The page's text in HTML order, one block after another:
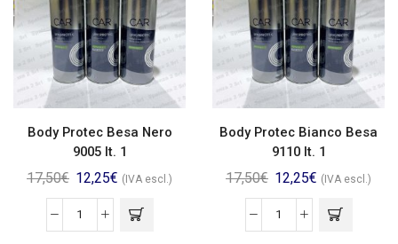
Body Protec Besa Nero
9005 lt. 1
17,50€ 12,25€ (IVA escl.)
Body Protec Bianco Besa
9110 lt. 1
17,50€ 12,25€ (IVA escl.)